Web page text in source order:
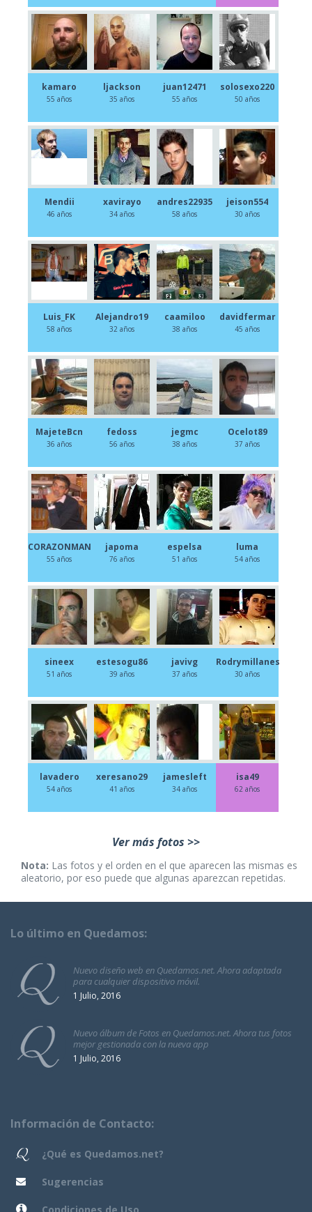
kamaro
55 años
ljackson
35 años
juan12471
55 años
solosexo220
50 años
Mendii
46 años
xavirayo
34 años
andres22935
58 años
jeison554
30 años
Luis_FK
58 años
Alejandro19
32 años
caamiloo
38 años
davidfermar
45 años
MajeteBcn
36 años
fedoss
56 años
jegmc
38 años
Ocelot89
37 años
CORAZONMAN
55 años
japoma
76 años
espelsa
51 años
luma
54 años
sineex
51 años
estesogu86
39 años
javivg
37 años
Rodrymillanes
30 años
lavadero
54 años
xeresano29
41 años
jamesleft
34 años
isa49
62 años
Ver más fotos >>
Nota: Las fotos y el orden en el que aparecen las mismas es
aleatorio, por eso puede que algunas aparezcan repetidas.
Lo último en Quedamos:
Nuevo diseño web en Quedamos.net. Ahora adaptada
para cualquier dispositivo móvil.
1 Julio, 2016
Nuevo álbum de Fotos en Quedamos.net. Ahora tus fotos
mejor gestionada con la nueva app
1 Julio, 2016
Información de Contacto:
¿Qué es Quedamos.net?
Sugerencias